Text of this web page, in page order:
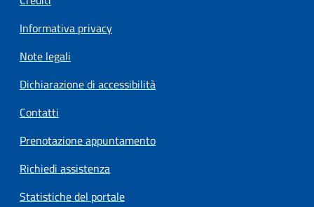
Informativa privacy
Note legali
Dichiarazione di accessibilità
Contatti
Prenotazione appuntamento
Richiedi assistenza
Statistiche del portale